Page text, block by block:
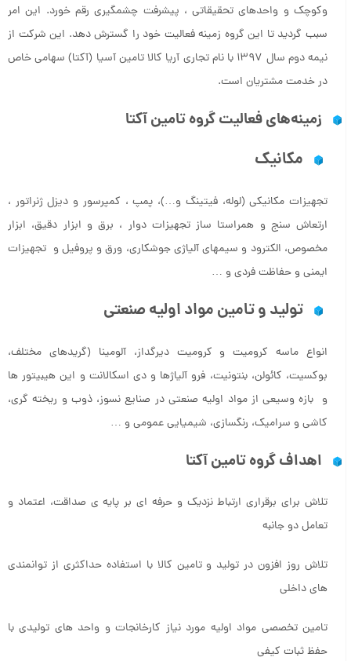
وکوچک و واحدهای تحقیقاتی ، پیشرفت چشمگیری رقم خورد. این امر
سبب گردید تا این گروه زمینه فعالیت خود را گسترش دهد. این شرکت از
نیمه دوم سال 1397 با نام تجاری آریا کالا تامین آسیا (آکتا) سهامی خاص
در خدمت مشتریان است.
زمینه‌های فعالیت گروه تامین آکتا
مکانیک
تجهيزات مكانيكي (لوله، فيتينگ و…)، پمپ ، كمپرسور و ديزل ژنراتور ،
ارتعاش سنج و همراستا ساز تجهيزات دوار ، برق و ابزار دقيق، ابزار
مخصوص، الكترود و سيمهاي آلياژي جوشكاري، ورق و پروفيل و تجهيزات
ايمني و حفاظت فردي و …
توليد و تامين مواد اوليه صنعتي
انواع ماسه کرومیت و کرومیت دیرگداز، آلومینا (گریدهای مختلف،
بوکسیت، کائولن، بنتونیت، فرو آلیاژها و دی اسکالانت و این هیبیتور ها
و بازه وسیعی از مواد اولیه صنعتی در صنایع نسوز، ذوب و ریخته گری،
کاشی و سرامیک، رنگسازی، شیمیایی عمومی و …
اهداف گروه تامین آکتا
تلاش برای برقراری ارتباط نزدیک و حرفه ای بر پایه ی صداقت، اعتماد و
تعامل دو جانبه
تلاش روز افزون در تولید و تامین کالا با استفاده حداکثری از توانمندی
های داخلی
تامین تخصصی مواد اولیه مورد نیاز کارخانجات و واحد های تولیدی با
حفظ ثبات کیفی